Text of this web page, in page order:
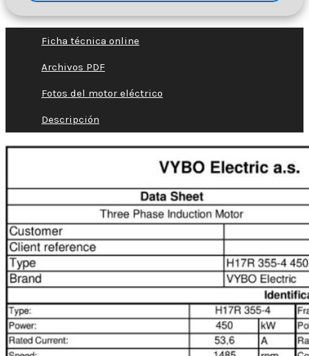
Ficha técnica online
Archivos PDF
Fotos del motor eléctrico
Descripción